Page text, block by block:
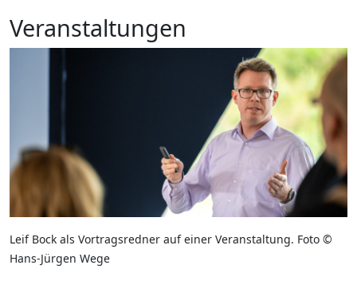
Veranstaltungen
Leif Bock als Vortragsredner auf einer Veranstaltung. Foto ©
Hans-Jürgen Wege